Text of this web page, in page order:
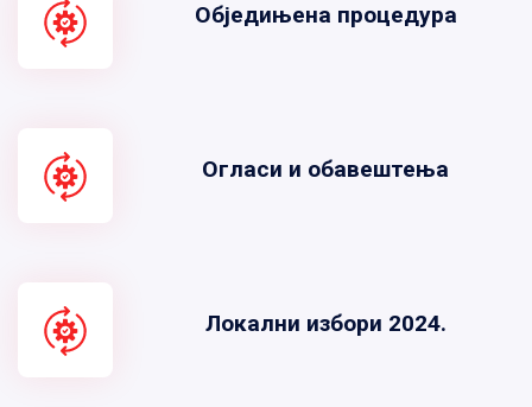
Обједињена процедура
Огласи и обавештења
Локални избори 2024.